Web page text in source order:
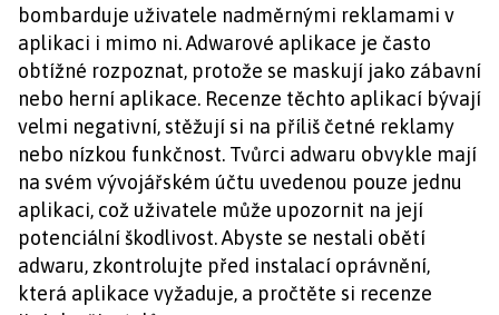
bombarduje uživatele nadměrnými reklamami v
aplikaci i mimo ni. Adwarové aplikace je často
obtížné rozpoznat, protože se maskují jako zábavní
nebo herní aplikace. Recenze těchto aplikací bývají
velmi negativní, stěžují si na příliš četné reklamy
nebo nízkou funkčnost. Tvůrci adwaru obvykle mají
na svém vývojářském účtu uvedenou pouze jednu
aplikaci, což uživatele může upozornit na její
potenciální škodlivost. Abyste se nestali obětí
adwaru, zkontrolujte před instalací oprávnění,
která aplikace vyžaduje, a pročtěte si recenze